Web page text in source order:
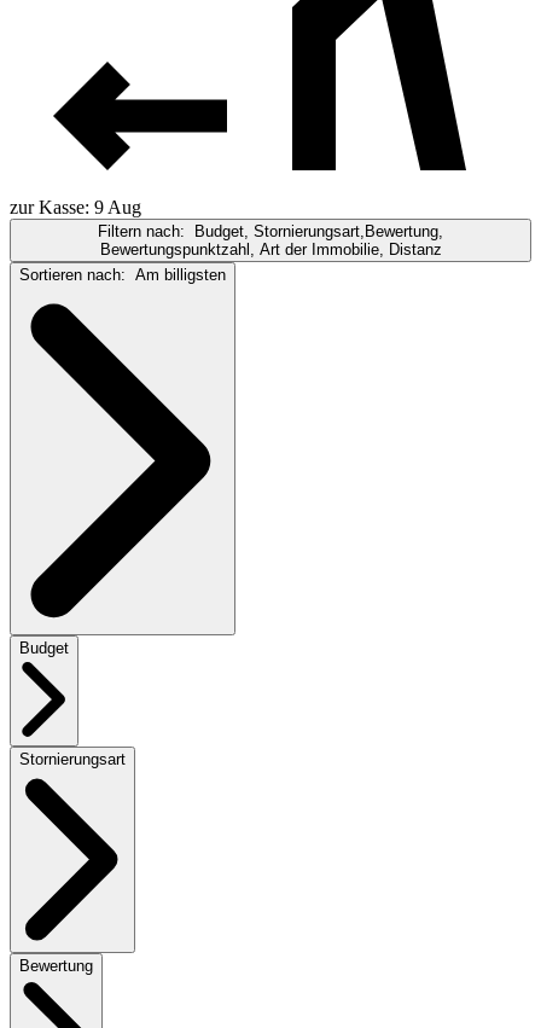
zur Kasse: 9 Aug
Filtern nach: Budget, Stornierungsart,Bewertung,
Bewertungspunktzahl, Art der Immobilie, Distanz
Sortieren nach: Am billigsten
Budget
Stornierungsart
Bewertung